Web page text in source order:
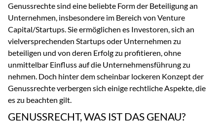
Genussrechte sind eine beliebte Form der Beteiligung an
Unternehmen, insbesondere im Bereich von Venture
Capital/Startups. Sie ermöglichen es Investoren, sich an
vielversprechenden Startups oder Unternehmen zu
beteiligen und von deren Erfolg zu profitieren, ohne
unmittelbar Einfluss auf die Unternehmensführung zu
nehmen. Doch hinter dem scheinbar lockeren Konzept der
Genussrechte verbergen sich einige rechtliche Aspekte, die
es zu beachten gilt.
GENUSSRECHT, WAS IST DAS GENAU?